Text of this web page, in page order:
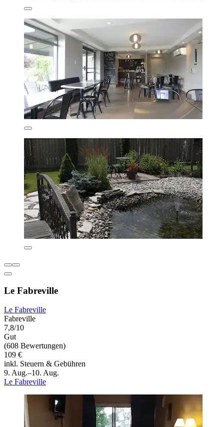
Le Fabreville
Le Fabreville
Fabreville
7,8/10
Gut
(608 Bewertungen)
109 €
inkl. Steuern & Gebühren
9. Aug.–10. Aug.
Le Fabreville